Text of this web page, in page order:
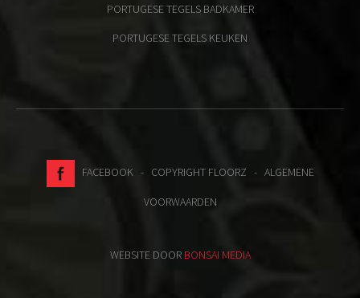
PORTUGESE TEGELS BADKAMER
PORTUGESE TEGELS KEUKEN
FACEBOOK- COPYRIGHT FLOORZ - ALGEMENE
VOORWAARDEN
WEBSITE DOOR BONSAI MEDIA